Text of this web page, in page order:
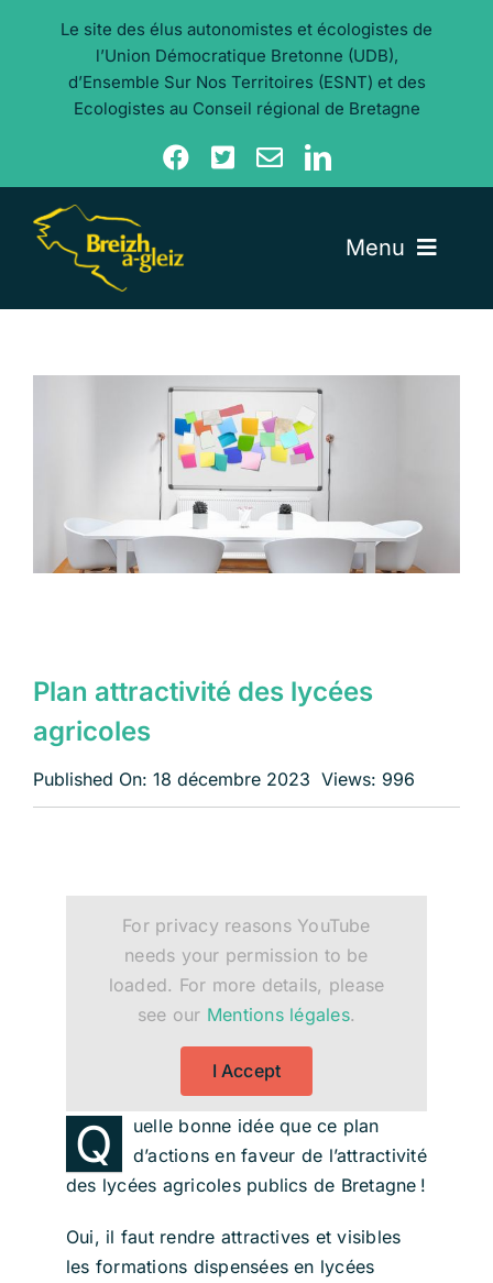
Le site des élus autonomistes et écologistes de
l’Union Démocratique Bretonne (UDB),
d’Ensemble Sur Nos Territoires (ESNT) et des
Ecologistes au Conseil régional de Bretagne
Menu
Nos élu·e·s
Nos actualités
Nos thèmes
Échangeons
Plan attractivité des lycées
agricoles
Published On: 18 décembre 2023 Views: 996
For privacy reasons YouTube
needs your permission to be
loaded. For more details, please
see our Mentions légales.
I Accept
Q
uelle bonne idée que ce plan
d’actions en faveur de l’attractivité
des lycées agricoles publics de Bretagne !
Oui, il faut rendre attractives et visibles
les formations dispensées en lycées